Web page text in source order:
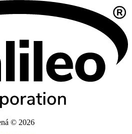
© 2026